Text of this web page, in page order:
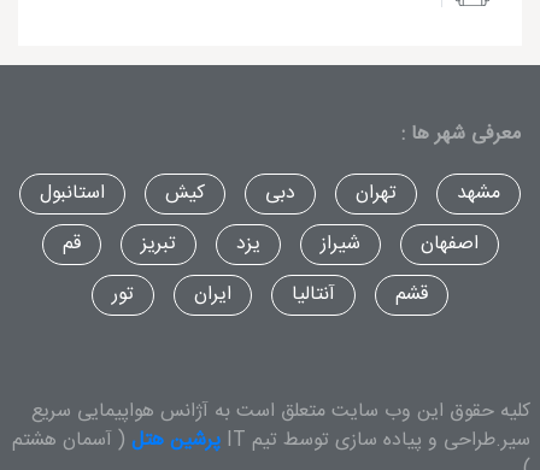
معرفی شهر ها :
مشهد
تهران دبی کیش
استانبول
اصفهان
شیراز یزد تبریز
قم
قشم
آنتالیا ایران تور
کلیه حقوق این وب سایت متعلق است به آژانس هواپیمایی سریع
سیر.طراحی و پیاده سازی توسط تیم IT
پرشین هتل ( آسمان هشتم